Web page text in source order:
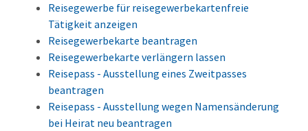
Reisegewerbe für reisegewerbekartenfreie
Tätigkeit anzeigen
Reisegewerbekarte beantragen
Reisegewerbekarte verlängern lassen
Reisepass - Ausstellung eines Zweitpasses
beantragen
Reisepass - Ausstellung wegen Namensänderung
bei Heirat neu beantragen